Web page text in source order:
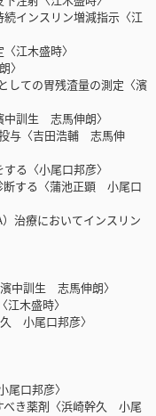
インスリン増減指示〈江
江木盛時〉
〉
ての胃残渣量の測定〈濱
訓生 志馬伸朗〉
与〈吉田浩輔 志馬伸
る〈小尾口邦彦〉
する〈蒲池正顕 小尾口
治療においてインスリン
中訓生 志馬伸朗〉
木盛時〉
小尾口邦彦〉
口邦彦〉
き薬剤〈浜崎幹久 小尾